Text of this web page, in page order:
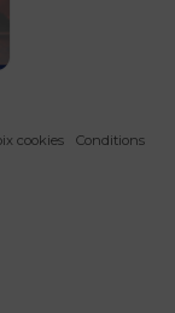
cookies
Conditions